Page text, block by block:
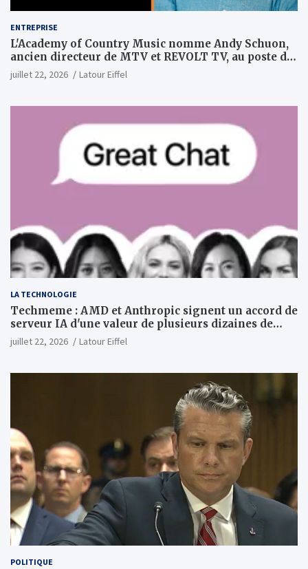
ENTREPRISE
L'Academy of Country Music nomme Andy Schuon,
ancien directeur de MTV et REVOLT TV, au poste de
PDG
juillet 22, 2026 Latour Eiffel
LA TECHNOLOGIE
Techmeme : AMD et Anthropic signent un accord de
serveur IA d'une valeur de plusieurs dizaines de
milliards ; Anthropic achètera jusqu'à 2 GW de puces
MI450 à partir du premier semestre 2027 et AMD
(Wall Street Journal)
juillet 22, 2026 Latour Eiffel
POLITIQUE